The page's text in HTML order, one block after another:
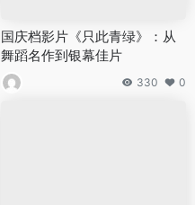
国庆档影片《只此青绿》：从
舞蹈名作到银幕佳片
330 0